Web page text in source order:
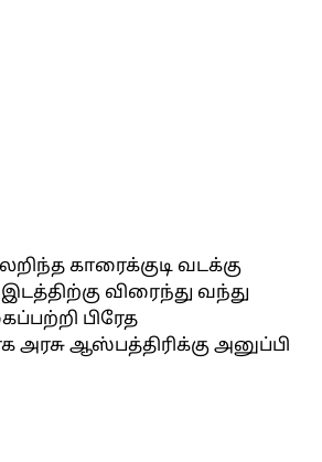
காரைக்குடி வடக்கு
விரைந்து வந்து
பிரேத
ஆஸ்பத்திரிக்கு அனுப்பி